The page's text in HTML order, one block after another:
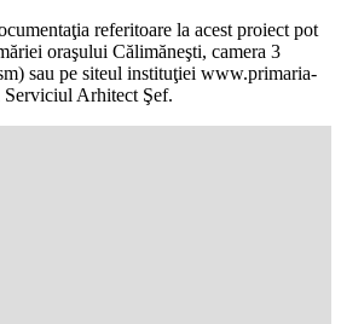
referitoare la acest proiect pot
oraşului Călimăneşti, camera 3
sau pe siteul instituţiei www.primaria-
Serviciul Arhitect Şef.